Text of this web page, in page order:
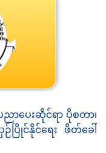
ပေးဆိုင်ရာ ပိုစတာ၊
ပြိုင်နိုင်ရေး ဖိတ်ခေါ်